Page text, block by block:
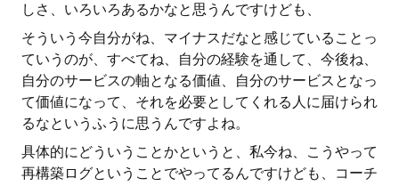
しさ、いろいろあるかなと思うんですけども、
そういう今自分がね、マイナスだなと感じていることっ
ていうのが、すべてね、自分の経験を通して、今後ね、
自分のサービスの軸となる価値、自分のサービスとなっ
て価値になって、それを必要としてくれる人に届けられ
るなというふうに思うんですよね。
具体的にどういうことかというと、私今ね、こうやって
再構築ログということでやってるんですけども、コーチ